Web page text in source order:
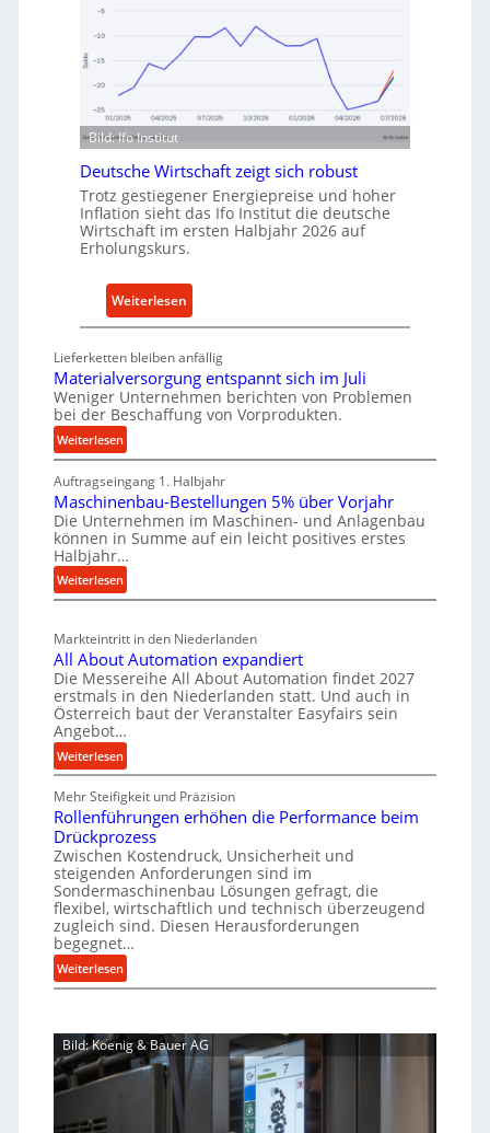
I
t
r
i
e
-
E
r
s
t
z
t
i
l
e
n
n
d
ü
r
n
a
c
h
a
l
t
i
g
e
W
z
e
a
u
p
r
o
e
s
s
Bild: Ifo Institut
Deutsche Wirtschaft zeigt sich robust
Trotz gestiegener Energiepreise und hoher
Inflation sieht das Ifo Institut die deutsche
Wirtschaft im ersten Halbjahr 2026 auf
Erholungskurs.
Weiterlesen:
D
u
t
s
h
e
W
s
h
a
f
t
i
g
t
s
i
c
h
b
s
t
Lieferketten bleiben anfällig
Materialversorgung entspannt sich im Juli
Weniger Unternehmen berichten von Problemen
bei der Beschaffung von Vorprodukten.
Weiterlesen:
M
a
t
e
r
i
a
l
e
r
s
o
u
n
g
e
n
t
s
p
a
n
n
i
c
Auftragseingang 1. Halbjahr
Maschinenbau-Bestellungen 5% über Vorjahr
Die Unternehmen im Maschinen- und Anlagenbau
können in Summe auf ein leicht positives erstes
Halbjahr…
Weiterlesen:
M
s
c
h
i
n
e
n
a
u
B
e
s
t
e
l
l
n
g
e
Markteintritt in den Niederlanden
All About Automation expandiert
Die Messereihe All About Automation findet 2027
erstmals in den Niederlanden statt. Und auch in
Österreich baut der Veranstalter Easyfairs sein
Angebot…
Weiterlesen:
A
l
l
A
b
o
u
t
A
u
t
a
Mehr Steifigkeit und Präzision
Rollenführungen erhöhen die Performance beim
Drückprozess
Zwischen Kostendruck, Unsicherheit und
steigenden Anforderungen sind im
Sondermaschinenbau Lösungen gefragt, die
flexibel, wirtschaftlich und technisch überzeugend
zugleich sind. Diesen Herausforderungen
begegnet…
Weiterlesen:
R
l
l
e
Bild: Koenig & Bauer AG